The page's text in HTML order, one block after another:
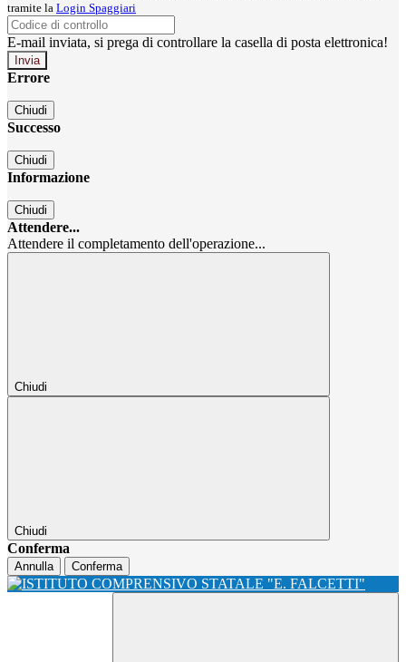
tramite la Login Spaggiari
E-mail inviata, si prega di controllare la casella di posta elettronica!
Errore
Chiudi
Successo
Chiudi
Informazione
Chiudi
Attendere...
Attendere il completamento dell'operazione...
Chiudi
Chiudi
Conferma
Annulla Conferma